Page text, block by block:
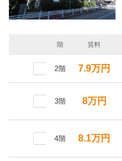
階 賃料
2階 7.9万円
3階 8万円
4階 8.1万円